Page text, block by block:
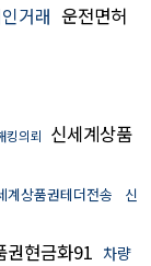
거래 운전면허
킹의뢰 신세계상품
계상품권테더전송
신
권현금화91 차량